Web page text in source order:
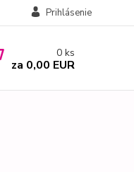
Prihlásenie
0 ks
za 0,00 EUR